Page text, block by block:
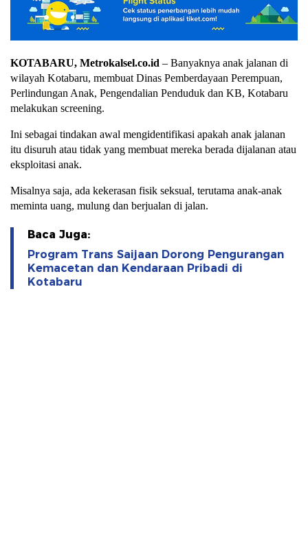
KOTABARU, Metrokalsel.co.id – Banyaknya anak jalanan di
wilayah Kotabaru, membuat Dinas Pemberdayaan Perempuan,
Perlindungan Anak, Pengendalian Penduduk dan KB, Kotabaru
melakukan screening.
Ini sebagai tindakan awal mengidentifikasi apakah anak jalanan
itu disuruh atau tidak yang membuat mereka berada dijalanan atau
eksploitasi anak.
Misalnya saja, ada kekerasan fisik seksual, terutama anak-anak
meminta uang, mulung dan berjualan di jalan.
Baca Juga:
Program Trans Saijaan Dorong Pengurangan
Kemacetan dan Kendaraan Pribadi di
Kotabaru